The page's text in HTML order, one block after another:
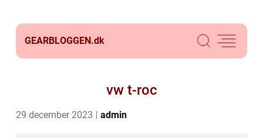
GEARBLOGGEN.dk
vw t-roc
29 december 2023 admin